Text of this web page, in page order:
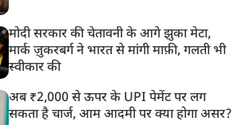
मोदी सरकार की चेतावनी के आगे झुका मेटा,
मार्क ज़ुकरबर्ग ने भारत से मांगी माफ़ी, गलती भी
स्वीकार की
अब ₹2,000 से ऊपर के UPI पेमेंट पर लग
सकता है चार्ज, आम आदमी पर क्या होगा असर?